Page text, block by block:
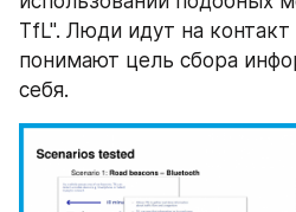
TfL". Люди идут на
понимают цель сбора
себя.